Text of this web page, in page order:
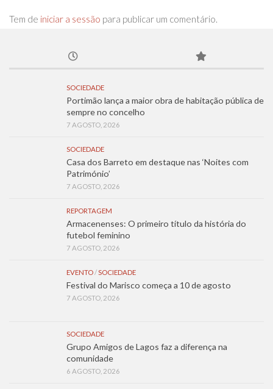
Tem de iniciar a sessão para publicar um comentário.
SOCIEDADE
Portimão lança a maior obra de habitação pública de
sempre no concelho
7 AGOSTO, 2026
SOCIEDADE
Casa dos Barreto em destaque nas ‘Noites com
Património’
7 AGOSTO, 2026
REPORTAGEM
Armacenenses: O primeiro título da história do
futebol feminino
7 AGOSTO, 2026
EVENTO/SOCIEDADE
Festival do Marisco começa a 10 de agosto
7 AGOSTO, 2026
SOCIEDADE
Grupo Amigos de Lagos faz a diferença na
comunidade
6 AGOSTO, 2026